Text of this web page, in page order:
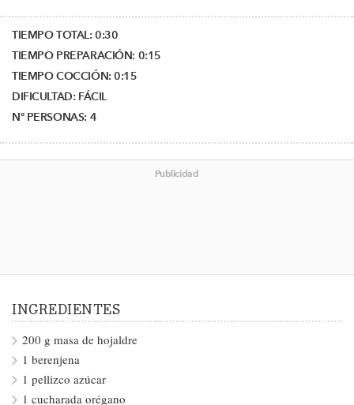
TIEMPO TOTAL:0:30
TIEMPO PREPARACIÓN: 0:15
TIEMPO COCCIÓN:0:15
DIFICULTAD: FÁCIL
Nº PERSONAS: 4
Publicidad
INGREDIENTES
200 g masa de hojaldre
1 berenjena
1 pellizco azúcar
1 cucharada orégano